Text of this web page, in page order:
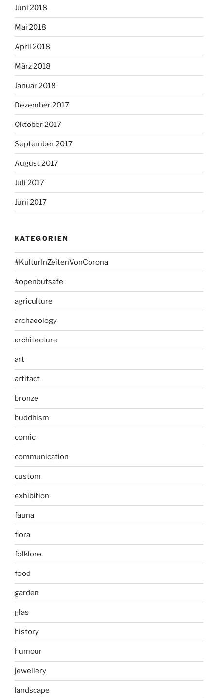
Juni 2018
Mai 2018
April 2018
März 2018
Januar 2018
Dezember 2017
Oktober 2017
September 2017
August 2017
Juli 2017
Juni 2017
KATEGORIEN
#KulturInZeitenVonCorona
#openbutsafe
agriculture
archaeology
architecture
art
artifact
bronze
buddhism
comic
communication
custom
exhibition
fauna
flora
folklore
food
garden
glas
history
humour
jewellery
landscape